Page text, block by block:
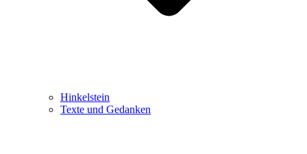
Hinkelstein
Texte und Gedanken